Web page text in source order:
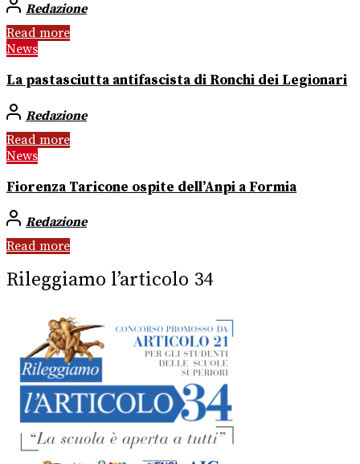
Redazione
Read more
News
La pastasciutta antifascista di Ronchi dei Legionari
Redazione
Read more
News
Fiorenza Taricone ospite dell’Anpi a Formia
Redazione
Read more
Rileggiamo l’articolo 34